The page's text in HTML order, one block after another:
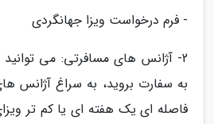
- فرم درخواست ویزا جهانگردی
2- آژانس های مسافرتی: می
به سفارت بروید، به سراغ آژانس
فاصله ای یک هفته ای یا کم تر